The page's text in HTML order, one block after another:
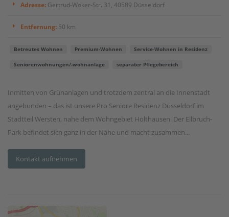
Adresse: Gertrud-Woker-Str. 31, 40589 Düsseldorf
Entfernung: 50 km
Betreutes Wohnen Premium-Wohnen Service-Wohnen in Residenz
Seniorenwohnungen/-wohnanlage separater Pflegebereich
Inmitten von Grünanlagen und trotzdem zentral an die Innenstadt
angebunden – das ist unsere Pro Seniore Residenz Düsseldorf im
Stadtteil Wersten, nahe dem Wohngebiet Holthausen. Der Ellbruch-
Park befindet sich ganz in der Nähe und macht zusammen...
Kontakt aufnehmen